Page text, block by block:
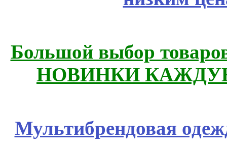
Большой выбор
НОВИНКИ
Мультибрендовая